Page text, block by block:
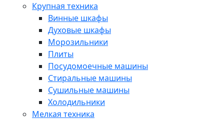
Крупная техника
Винные шкафы
Духовые шкафы
Морозильники
Плиты
Посудомоечные машины
Стиральные машины
Сушильные машины
Холодильники
Мелкая техника